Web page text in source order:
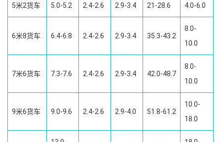
5米2货车 5.0-5.2 2.4-2.6 2.9-3.4 21-28.6 4.0-6.0
6米8货车 6.4-6.8 2.4-2.6 2.9-3.4 35.3-43.2
8.0-
10.0
7米6货车 7.3-7.6 2.4-2.6 2.9-3.4 42.0-48.7
8.0-
10.0
9米6货车 9.0-9.6 2.4-2.6 2.9-4.0 51.8-61.2
10.0-
18.0